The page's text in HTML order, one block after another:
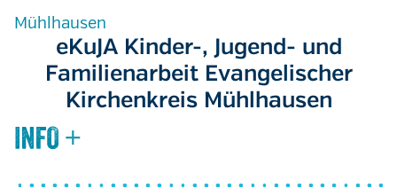
Mühlhausen
eKuJA Kinder-, Jugend- und
Familienarbeit Evangelischer
Kirchenkreis Mühlhausen